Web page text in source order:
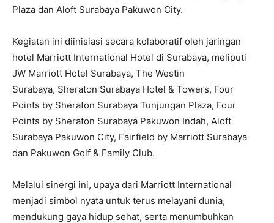
Plaza dan Aloft Surabaya Pakuwon City.
Kegiatan ini diinisiasi secara kolaboratif oleh jaringan
hotel Marriott International Hotel di Surabaya, meliputi
JW Marriott Hotel Surabaya, The Westin
Surabaya, Sheraton Surabaya Hotel & Towers, Four
Points by Sheraton Surabaya Tunjungan Plaza, Four
Points by Sheraton Surabaya Pakuwon Indah, Aloft
Surabaya Pakuwon City, Fairfield by Marriott Surabaya
dan Pakuwon Golf & Family Club.
Melalui sinergi ini, upaya dari Marriott International
menjadi simbol nyata untuk terus melayani dunia,
mendukung gaya hidup sehat, serta menumbuhkan